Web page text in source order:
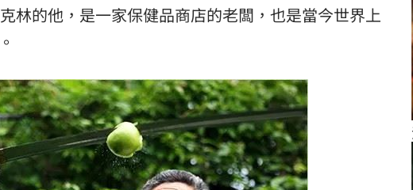
林的他，是一家保健品商店的老闆，也是當今世界上